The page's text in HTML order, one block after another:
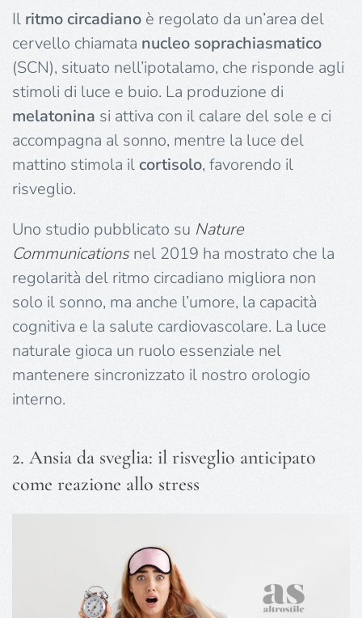
Il ritmo circadiano è regolato da un’area del
cervello chiamata nucleo soprachiasmatico
(SCN), situato nell’ipotalamo, che risponde agli
stimoli di luce e buio. La produzione di
melatonina si attiva con il calare del sole e ci
accompagna al sonno, mentre la luce del
mattino stimola il cortisolo, favorendo il
risveglio.
Uno studio pubblicato su Nature
Communicationsnel 2019 ha mostrato che la
regolarità del ritmo circadiano migliora non
solo il sonno, ma anche l’umore, la capacità
cognitiva e la salute cardiovascolare. La luce
naturale gioca un ruolo essenziale nel
mantenere sincronizzato il nostro orologio
interno.
2. Ansia da sveglia: il risveglio anticipato
come reazione allo stress